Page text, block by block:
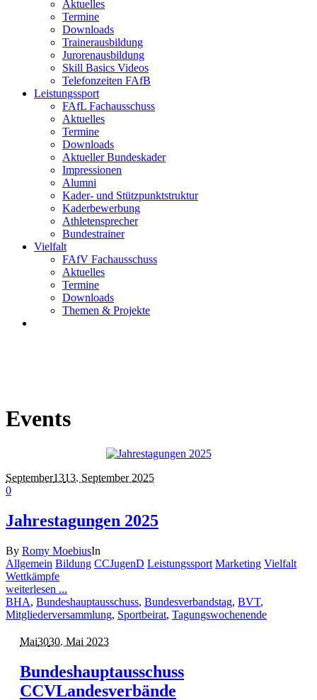
Aktuelles
Termine
Downloads
Trainerausbildung
Jurorenausbildung
Skill Basics Videos
Telefonzeiten FAfB
Leistungssport
FAfL Fachausschuss
Aktuelles
Termine
Downloads
Aktueller Bundeskader
Impressionen
Alumni
Kader- und Stützpunktstruktur
Kaderbewerbung
Athletensprecher
Bundestrainer
Vielfalt
FAfV Fachausschuss
Aktuelles
Termine
Downloads
Themen & Projekte
Events
September1313. September 2025
0
Jahrestagungen 2025
By Romy MoebiusIn
Allgemein Bildung CCJugenD Leistungssport Marketing Vielfalt
Wettkämpfe
weiterlesen ...
BHA, Bundeshauptausschuss, Bundesverbandstag, BVT,
Mitgliederversammlung, Sportbeirat, Tagungswochenende
Mai3030. Mai 2023
Bundeshauptausschuss
CCVLandesverbände